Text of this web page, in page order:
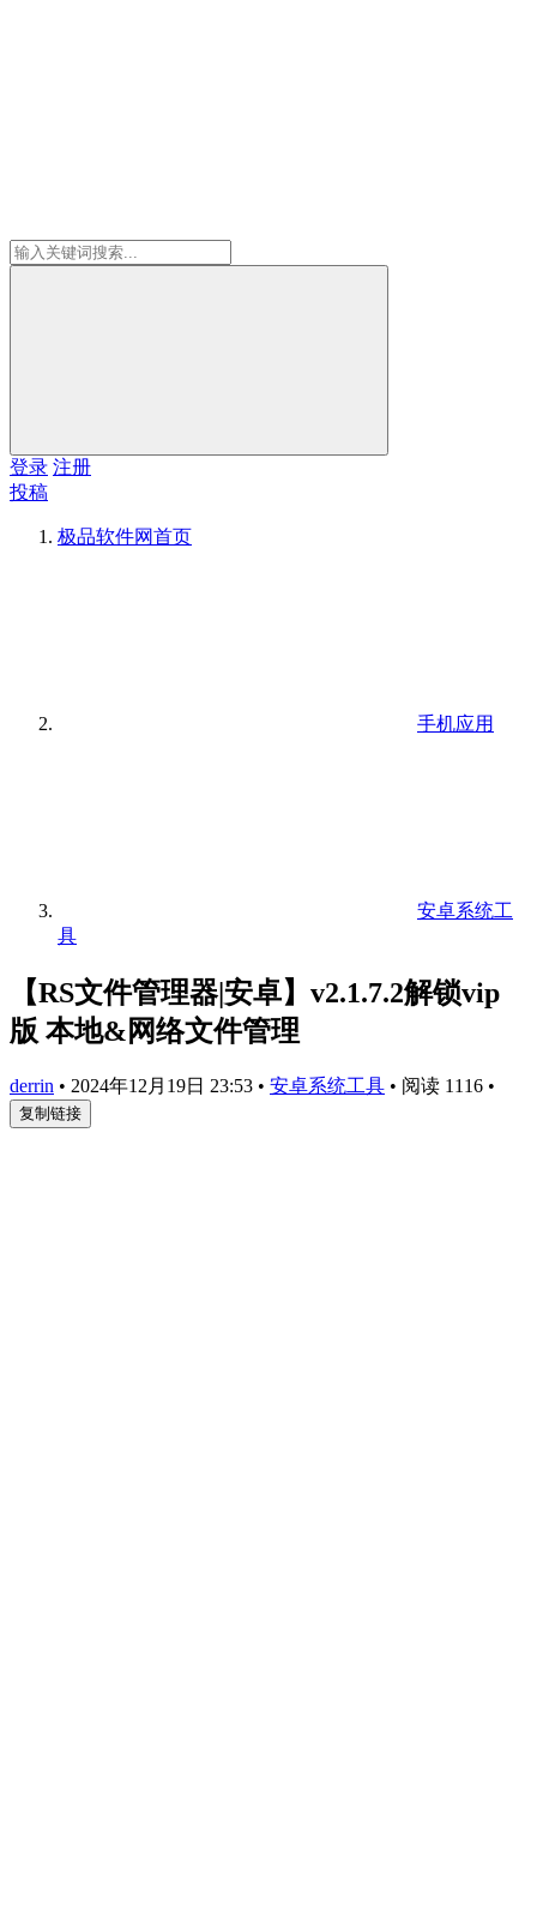
登录 注册
投稿
极品软件网首页
手机应用
安卓系统工
具
【RS文件管理器|安卓】v2.1.7.2解锁vip
版 本地&网络文件管理
derrin • 2024年12月19日 23:53 • 安卓系统工具 • 阅读 1116 •
复制链接